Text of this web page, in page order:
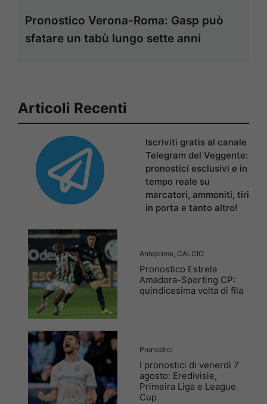
Pronostico Verona-Roma: Gasp può
sfatare un tabù lungo sette anni
Articoli Recenti
Iscriviti gratis al canale
Telegram del Veggente:
pronostici esclusivi e in
tempo reale su
marcatori, ammoniti, tiri
in porta e tanto altro!
Anteprime, CALCIO
Pronostico Estrela
Amadora-Sporting CP:
quindicesima volta di fila
Pronostici
I pronostici di venerdì 7
agosto: Eredivisie,
Primeira Liga e League
Cup